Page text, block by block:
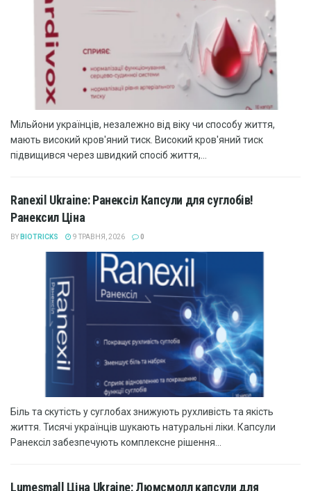
Мільйони українців, незалежно від віку чи способу життя,
мають високий кров'яний тиск. Високий кров'яний тиск
підвищився через швидкий спосіб життя,...
Ranexil Ukraine: Ранексіл Капсули для суглобів!
Ранексил Ціна
BY BIOTRICKS 9 ТРАВНЯ, 2026 0
Біль та скутість у суглобах знижують рухливість та якість
життя. Тисячі українців шукають натуральні ліки. Капсули
Ранексіл забезпечують комплексне рішення...
Lumesmall Ціна Ukraine: Люмсмолл капсули для